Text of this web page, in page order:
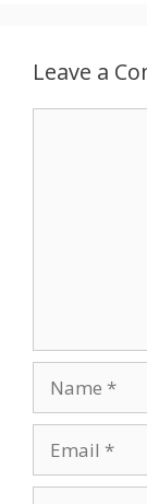
Leave a